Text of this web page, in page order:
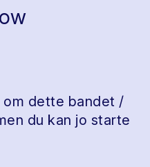
om dette bandet /
du kan jo starte